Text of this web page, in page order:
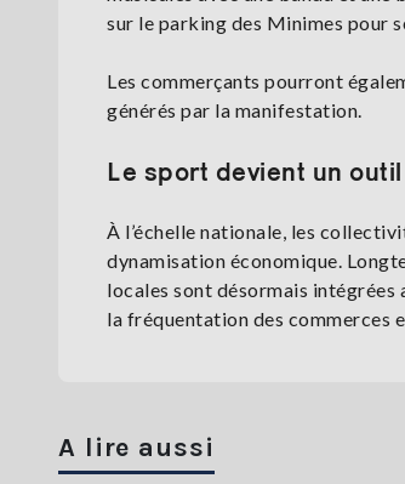
sur le parking des Minimes pour
Les commerçants pourront
générés par la manifestation.
Le sport devient un
À l’échelle nationale, les
dynamisation économique.
locales sont désormais
la fréquentation des commerces
A lire aussi